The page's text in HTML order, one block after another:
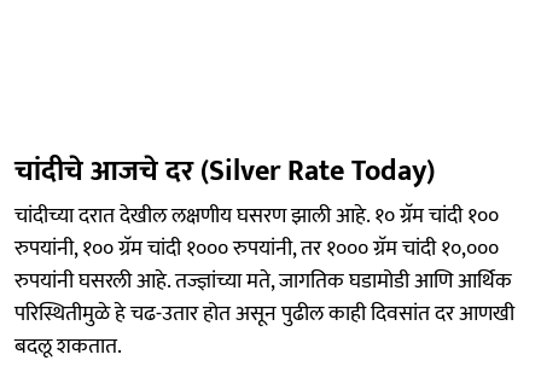
चांदीचे आजचे दर (Silver Rate Today)
चांदीच्या दरात देखील लक्षणीय घसरण झाली आहे. १० ग्रॅम चांदी १००
रुपयांनी, १०० ग्रॅम चांदी १००० रुपयांनी, तर १००० ग्रॅम चांदी १०,०००
रुपयांनी घसरली आहे. तज्ज्ञांच्या मते, जागतिक घडामोडी आणि आर्थिक
परिस्थितीमुळे हे चढ-उतार होत असून पुढील काही दिवसांत दर आणखी
बदलू शकतात.